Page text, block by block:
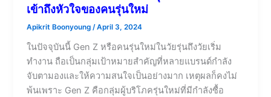
เข้าถึงหัวใจของคนรุ่นใหม่
Apikrit Boonyoung/April 3, 2024
ในปัจจุบันนี้ Gen Z หรือคนรุ่นใหม่ในวัยรุ่นถึงวัยเริ่ม
ทำงาน ถือเป็นกลุ่มเป้าหมายสำคัญที่หลายแบรนด์กำลัง
จับตามองและให้ความสนใจเป็นอย่างมาก เหตุผลก็คงไม่
พ้นเพราะ Gen Z คือกลุ่มผู้บริโภครุ่นใหม่ที่มีกำลังซื้อ